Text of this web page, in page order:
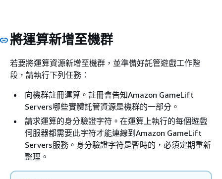
將運算新增至機群
若要將運算資源新增至機群，並準備好託管遊戲工作階
段，請執行下列任務：
向機群註冊運算。註冊會告知Amazon GameLift
Servers哪些實體託管資源是機群的一部分。
請求運算的身分驗證字符。在運算上執行的每個遊戲
伺服器都需要此字符才能連線到Amazon GameLift
Servers服務。身分驗證字符是暫時的，必須定期重新
整理。